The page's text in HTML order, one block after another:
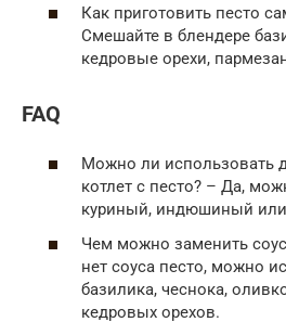
Как приготовить песто
Смешайте в блендере
кедровые орехи,
FAQ
Можно ли использовать
котлет с песто? – Да,
куриный, индюшиный
Чем можно заменить
нет соуса песто, можно
базилика, чеснока,
кедровых орехов.